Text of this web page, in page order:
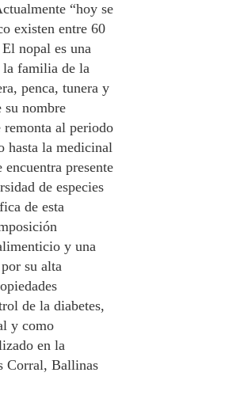
“hoy se
existen entre 60
nopal es una
la familia de la
penca, tunera y
su nombre
al periodo
hasta la medicinal
presente
de especies
de esta
y una
su alta
de la diabetes,
y como
en la
Corral, Ballinas